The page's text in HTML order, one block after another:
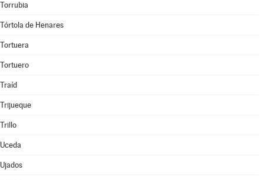
Torrubia
Tórtola de Henares
Tortuera
Tortuero
Traíd
Trijueque
Trillo
Uceda
Ujados